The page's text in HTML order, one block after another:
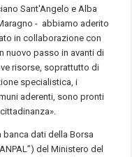
Sant'Angelo e Alba
- abbiamo aderito
in collaborazione con
nuovo passo in avanti di
risorse, soprattutto di
specialistica, i
aderenti, sono pronti
dati della Borsa
del Ministero del